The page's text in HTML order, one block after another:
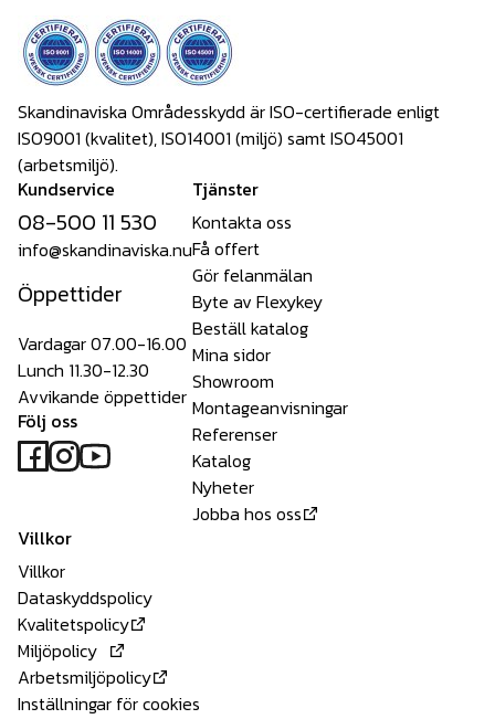
Skandinaviska Områdesskydd är ISO-certifierade enligt
ISO9001 (kvalitet), ISO14001 (miljö) samt ISO45001
(arbetsmiljö).
Kundservice
08-500 11 530
info@skandinaviska.nu
Öppettider
Vardagar 07.00-16.00
Lunch 11.30-12.30
Avvikande öppettider
Följ oss
Tjänster
Kontakta oss
Få offert
Gör felanmälan
Byte av Flexykey
Beställ katalog
Mina sidor
Showroom
Montageanvisningar
Referenser
Katalog
Nyheter
Jobba hos oss
Villkor
Villkor
Dataskyddspolicy
Kvalitetspolicy
Miljöpolicy
Arbetsmiljöpolicy
Inställningar för cookies